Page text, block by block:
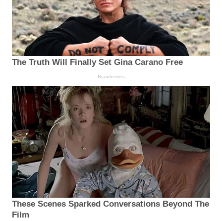
The Truth Will Finally Set Gina Carano Free
Brainberries
These Scenes Sparked Conversations Beyond The
Film